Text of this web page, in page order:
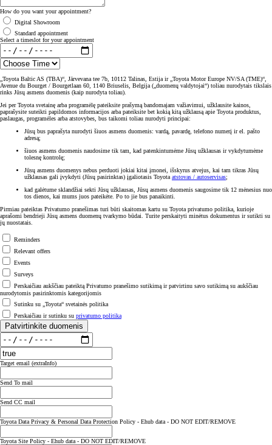
How do you want your appointment?
Digital Showroom
Standard appointment
Select a timeslot for your appointment
„Toyota Baltic AS (TBA)“, Järvevana tee 7b, 10112 Talinas, Estija ir „Toyota Motor Europe NV/SA (TME)“,
Avenue du Bourget / Bourgetlaan 60, 1140 Briuselis, Belgija („duomenų valdytojai“) toliau nurodytais tikslais
rinks Jūsų asmens duomenis (kaip nurodyta toliau).
Jei per Toyota svetainę arba programėlę pateiksite prašymą bandomajam važiavimui, užklausite kainos,
paprašysite suteikti papildomos informacijos arba pateiksite bet kokią kitą užklausą apie Toyota produktus,
paslaugas, programėles arba atstovybes, bus taikomi toliau nurodyti principai:
Jūsų bus paprašyta nurodyti šiuos asmens duomenis: vardą, pavardę, telefono numerį ir el. pašto
adresą;
šiuos asmens duomenis naudosime tik tam, kad patenkintumėme Jūsų užklausas ir vykdytumėme
tolesnę kontrolę;
Jūsų asmens duomenys nebus perduoti jokiai kitai įmonei, išskyrus atvejus, kai tam tikras Jūsų
užklausas gali įvykdyti (Jūsų pasirinktas) įgaliotasis Toyota atstovas / autoservisas;
kad galėtume sklandžiai sekti Jūsų užklausas, Jūsų asmens duomenis saugosime tik 12 mėnesius nuo
tos dienos, kai mums juos pateikėte. Po to jie bus panaikinti.
Pirmiau pateiktas Privatumo pranešimas turi būti skaitomas kartu su Toyota privatumo politika, kurioje
aprašomi bendrieji Jūsų asmens duomenų tvarkymo būdai. Turite perskaityti minėtus dokumentus ir sutikti su
jų nuostatais.
Reminders
Relevant offers
Events
Surveys
Perskaičiau aukščiau pateiktą Privatumo pranešimo sutikimą ir patvirtinu savo sutikimą su aukščiau
nurodytomis pasirinktomis kategorijomis
Sutinku su „Toyota“ svetainės politika
Perskaičiau ir sutinku su privatumo politika
Patvirtinkite duomenis
Target email (extraInfo)
Send To mail
Send CC mail
Toyota Data Privacy & Personal Data Protection Policy - Ehub data - DO NOT EDIT/REMOVE
Toyota Site Policy - Ehub data - DO NOT EDIT/REMOVE